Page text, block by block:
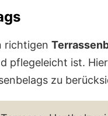
richtigen
pflegeleicht ist.
zu